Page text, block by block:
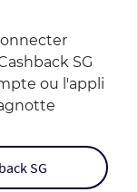
SG
ou l'appli
SG